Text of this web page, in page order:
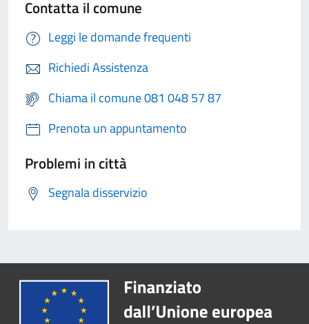
Contatta il comune
Leggi le domande frequenti
Richiedi Assistenza
Chiama il comune 081 048 57 87
Prenota un appuntamento
Problemi in città
Segnala disservizio